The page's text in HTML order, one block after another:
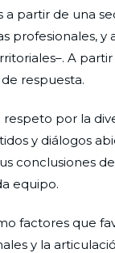
partir de una
y
A
respuesta.
por la
y diálogos
conclusiones
equipo.
factores que
y la